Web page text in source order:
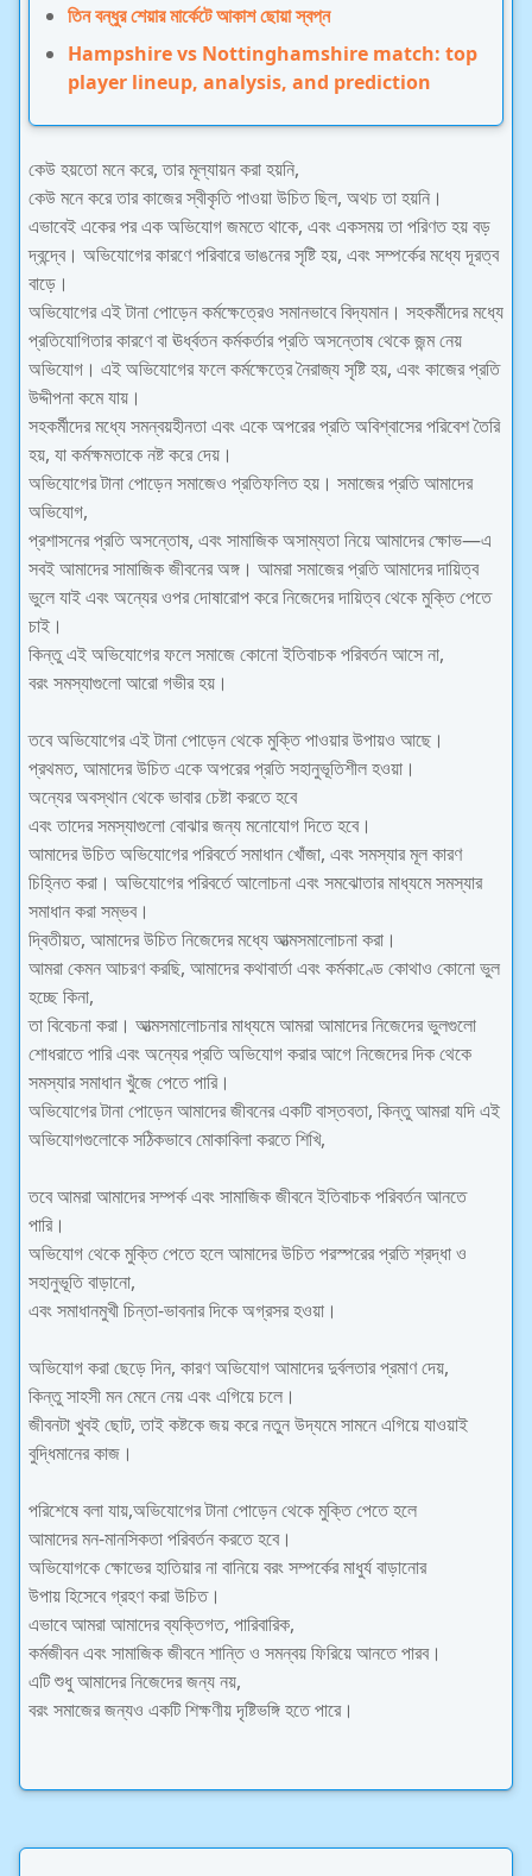
তিন বন্ধুর শেয়ার মার্কেটে আকাশ ছোয়া স্বপ্ন
Hampshire vs Nottinghamshire match: top
player lineup, analysis, and prediction
কেউ হয়তো মনে করে, তার মূল্যায়ন করা হয়নি,
কেউ মনে করে তার কাজের স্বীকৃতি পাওয়া উচিত ছিল, অথচ তা হয়নি।
এভাবেই একের পর এক অভিযোগ জমতে থাকে, এবং একসময় তা পরিণত হয় বড়
দ্বন্দ্বে। অভিযোগের কারণে পরিবারে ভাঙনের সৃষ্টি হয়, এবং সম্পর্কের মধ্যে দূরত্ব
বাড়ে।
অভিযোগের এই টানা পোড়েন কর্মক্ষেত্রেও সমানভাবে বিদ্যমান। সহকর্মীদের মধ্যে
প্রতিযোগিতার কারণে বা ঊর্ধ্বতন কর্মকর্তার প্রতি অসন্তোষ থেকে জন্ম নেয়
অভিযোগ। এই অভিযোগের ফলে কর্মক্ষেত্রে নৈরাজ্য সৃষ্টি হয়, এবং কাজের প্রতি
উদ্দীপনা কমে যায়।
সহকর্মীদের মধ্যে সমন্বয়হীনতা এবং একে অপরের প্রতি অবিশ্বাসের পরিবেশ তৈরি
হয়, যা কর্মক্ষমতাকে নষ্ট করে দেয়।
অভিযোগের টানা পোড়েন সমাজেও প্রতিফলিত হয়। সমাজের প্রতি আমাদের
অভিযোগ,
প্রশাসনের প্রতি অসন্তোষ, এবং সামাজিক অসাম্যতা নিয়ে আমাদের ক্ষোভ—এ
সবই আমাদের সামাজিক জীবনের অঙ্গ। আমরা সমাজের প্রতি আমাদের দায়িত্ব
ভুলে যাই এবং অন্যের ওপর দোষারোপ করে নিজেদের দায়িত্ব থেকে মুক্তি পেতে
চাই।
কিন্তু এই অভিযোগের ফলে সমাজে কোনো ইতিবাচক পরিবর্তন আসে না,
বরং সমস্যাগুলো আরো গভীর হয়।
তবে অভিযোগের এই টানা পোড়েন থেকে মুক্তি পাওয়ার উপায়ও আছে।
প্রথমত, আমাদের উচিত একে অপরের প্রতি সহানুভূতিশীল হওয়া।
অন্যের অবস্থান থেকে ভাবার চেষ্টা করতে হবে
এবং তাদের সমস্যাগুলো বোঝার জন্য মনোযোগ দিতে হবে।
আমাদের উচিত অভিযোগের পরিবর্তে সমাধান খোঁজা, এবং সমস্যার মূল কারণ
চিহ্নিত করা। অভিযোগের পরিবর্তে আলোচনা এবং সমঝোতার মাধ্যমে সমস্যার
সমাধান করা সম্ভব।
দ্বিতীয়ত, আমাদের উচিত নিজেদের মধ্যে আত্মসমালোচনা করা।
আমরা কেমন আচরণ করছি, আমাদের কথাবার্তা এবং কর্মকাণ্ডে কোথাও কোনো ভুল
হচ্ছে কিনা,
তা বিবেচনা করা। আত্মসমালোচনার মাধ্যমে আমরা আমাদের নিজেদের ভুলগুলো
শোধরাতে পারি এবং অন্যের প্রতি অভিযোগ করার আগে নিজেদের দিক থেকে
সমস্যার সমাধান খুঁজে পেতে পারি।
অভিযোগের টানা পোড়েন আমাদের জীবনের একটি বাস্তবতা, কিন্তু আমরা যদি এই
অভিযোগগুলোকে সঠিকভাবে মোকাবিলা করতে শিখি,
তবে আমরা আমাদের সম্পর্ক এবং সামাজিক জীবনে ইতিবাচক পরিবর্তন আনতে
পারি।
অভিযোগ থেকে মুক্তি পেতে হলে আমাদের উচিত পরস্পরের প্রতি শ্রদ্ধা ও
সহানুভূতি বাড়ানো,
এবং সমাধানমুখী চিন্তা-ভাবনার দিকে অগ্রসর হওয়া।
অভিযোগ করা ছেড়ে দিন, কারণ অভিযোগ আমাদের দুর্বলতার প্রমাণ দেয়,
কিন্তু সাহসী মন মেনে নেয় এবং এগিয়ে চলে।
জীবনটা খুবই ছোট, তাই কষ্টকে জয় করে নতুন উদ্যমে সামনে এগিয়ে যাওয়াই
বুদ্ধিমানের কাজ।
পরিশেষে বলা যায়,অভিযোগের টানা পোড়েন থেকে মুক্তি পেতে হলে
আমাদের মন-মানসিকতা পরিবর্তন করতে হবে।
অভিযোগকে ক্ষোভের হাতিয়ার না বানিয়ে বরং সম্পর্কের মাধুর্য বাড়ানোর
উপায় হিসেবে গ্রহণ করা উচিত।
এভাবে আমরা আমাদের ব্যক্তিগত, পারিবারিক,
কর্মজীবন এবং সামাজিক জীবনে শান্তি ও সমন্বয় ফিরিয়ে আনতে পারব।
এটি শুধু আমাদের নিজেদের জন্য নয়,
বরং সমাজের জন্যও একটি শিক্ষণীয় দৃষ্টিভঙ্গি হতে পারে।